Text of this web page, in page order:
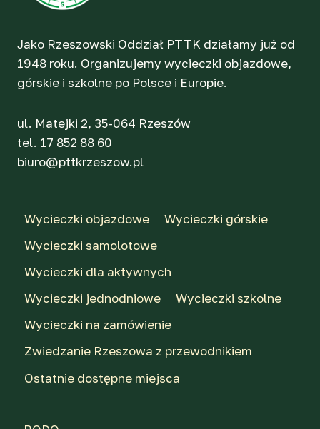
Jako Rzeszowski Oddział PTTK działamy już od
1948 roku. Organizujemy wycieczki objazdowe,
górskie i szkolne po Polsce i Europie.
ul. Matejki 2, 35-064 Rzeszów
tel. 17 852 88 60
biuro@pttkrzeszow.pl
Wycieczki objazdowe
Wycieczki górskie
Wycieczki samolotowe
Wycieczki dla aktywnych
Wycieczki jednodniowe
Wycieczki szkolne
Wycieczki na zamówienie
Zwiedzanie Rzeszowa z przewodnikiem
Ostatnie dostępne miejsca